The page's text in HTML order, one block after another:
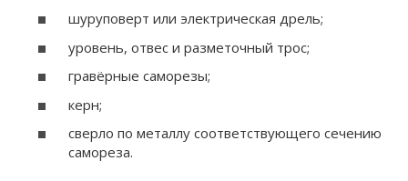
шуруповерт или электрическая дрель;
уровень, отвес и разметочный трос;
гравёрные саморезы;
керн;
сверло по металлу соответствующего сечению
самореза.